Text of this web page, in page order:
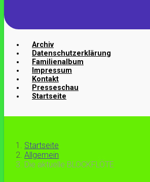
Archiv
Datenschutzerklärung
Familienalbum
Impressum
Kontakt
Presseschau
Startseite
Startseite
Allgemein
Die aktuelle BLOCKFLÖTE